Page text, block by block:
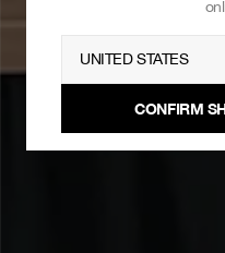
UNITED STATES
CONFIRM